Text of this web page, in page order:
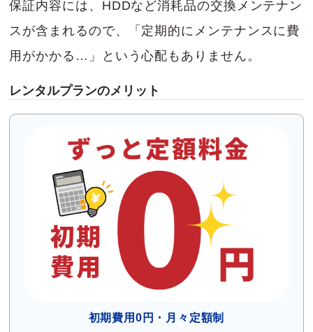
保証内容には、HDDなど消耗品の交換メンテナン
スが含まれるので、「定期的にメンテナンスに費
用がかかる…」という心配もありません。
レンタルプランのメリット
初期費用0円・月々定額制